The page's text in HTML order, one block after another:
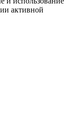
активной